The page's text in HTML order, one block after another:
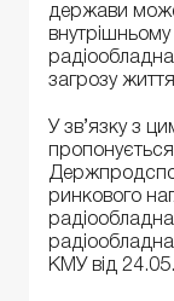
держави
загрозу
У зв’язку з
ринкового
КМУ від